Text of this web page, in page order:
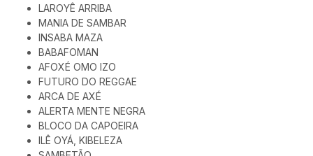
LAROYÊ ARRIBA
MANIA DE SAMBAR
INSABA MAZA
BABAFOMAN
AFOXÉ OMO IZO
FUTURO DO REGGAE
ARCA DE AXÉ
ALERTA MENTE NEGRA
BLOCO DA CAPOEIRA
ILÊ OYÁ, KIBELEZA